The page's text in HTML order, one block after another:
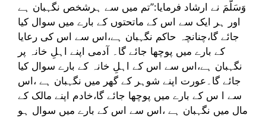
وَسَلَّمَ نے ارشاد فرمایا:’’تم میں سے ہرشخص نگہبان ہے
اور ہر ایک سے اس کے ماتحتوں کے بارے میں سوال کیا
جائے گا،چنانچہ حاکم نگہبان ہے،اس سے اس کی رعایا
کے بارے میں پوچھا جائے گا۔ آدمی اپنے اہلِ خانہ پر
نگہبان ہے،اس سے اس کے اہلِ خانہ کے بارے سوال کیا
جائے گا۔عورت اپنے شوہر کے گھر میں نگہبان ہے ،اس
سے ا س کے بارے میں پوچھا جائے گا،خادم اپنے مالک کے
مال میں نگہبان ہے ،اس سے اس کے بارے میں سوال ہو